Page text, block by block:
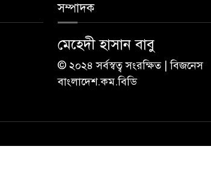
সম্পাদক
মেহেদী হাসান বাবু
© ২০২৪ সর্বস্বত্ব সংরক্ষিত | বিজনেস
বাংলাদেশ.কম.বিডি